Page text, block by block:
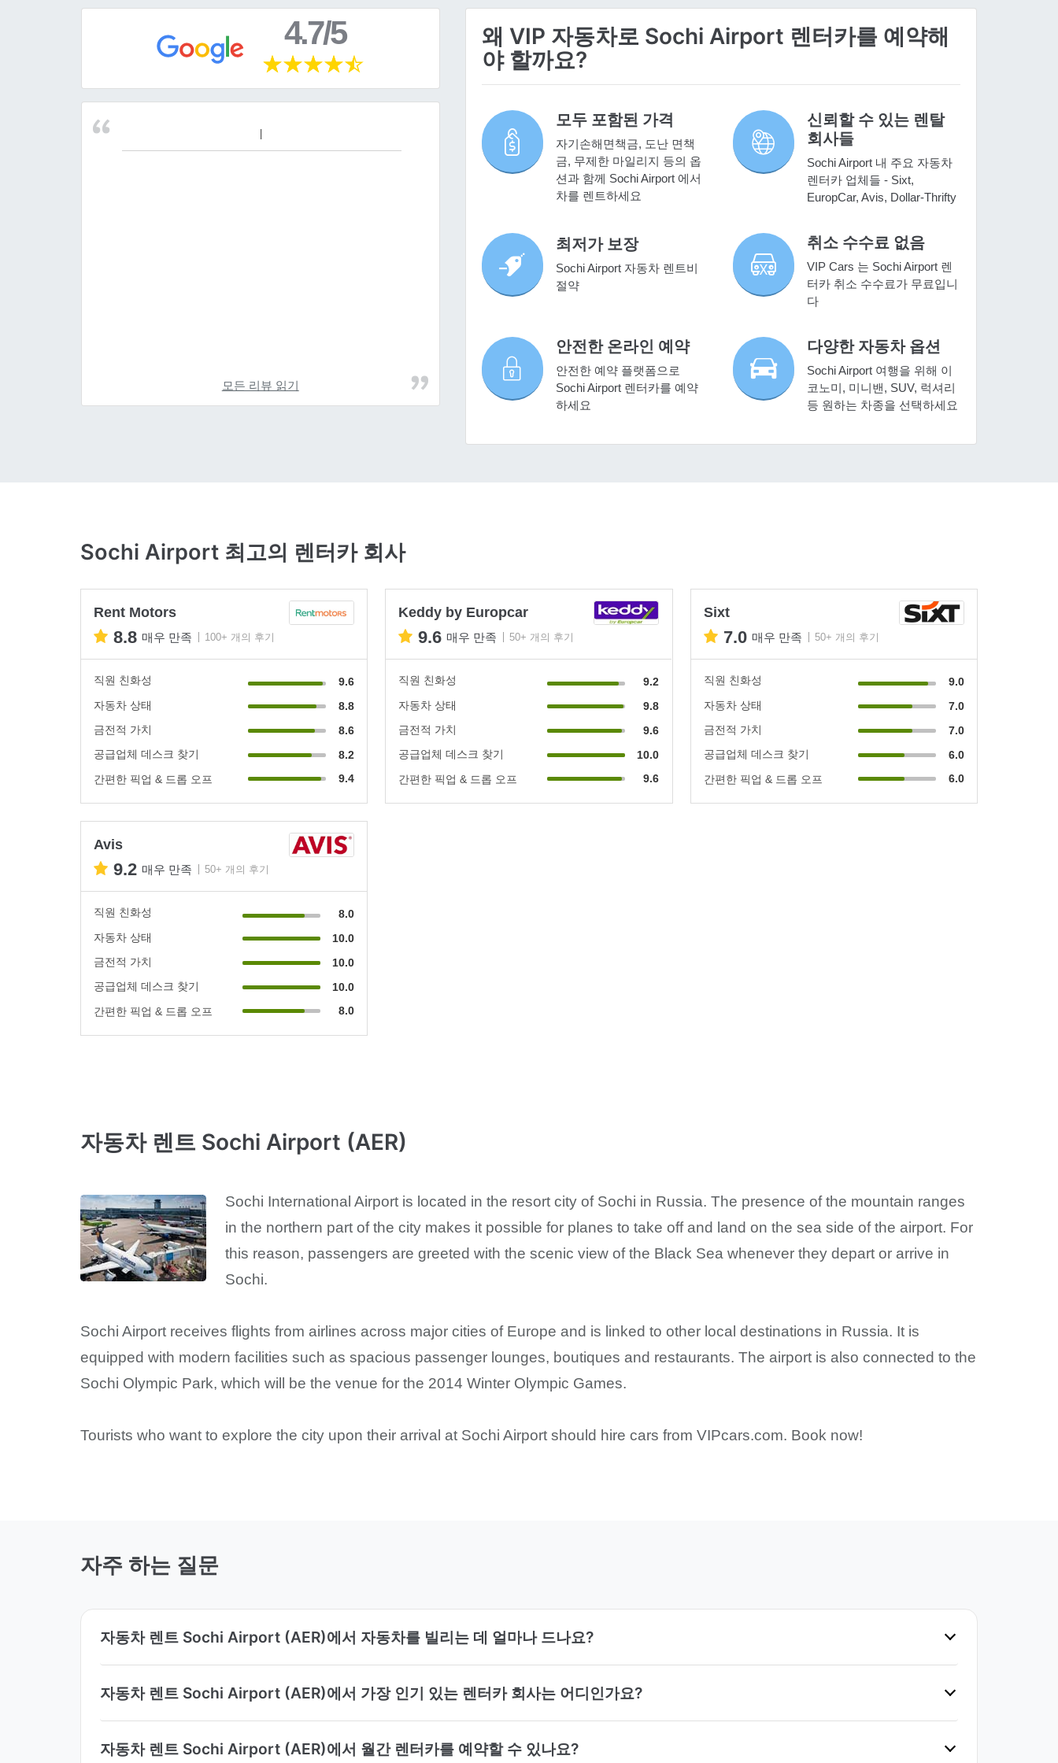
4.7/5
모든 리뷰 읽기
왜 VIP 자동차로 Sochi Airport 렌터카를 예약해
야 할까요?
모두 포함된 가격
자기손해면책금, 도난 면책
금, 무제한 마일리지 등의 옵
션과 함께 Sochi Airport 에서
차를 렌트하세요
신뢰할 수 있는 렌탈
회사들
Sochi Airport 내 주요 자동차
렌터카 업체들 - Sixt,
EuropCar, Avis, Dollar-Thrifty
최저가 보장
Sochi Airport 자동차 렌트비
절약
취소 수수료 없음
VIP Cars 는 Sochi Airport 렌
터카 취소 수수료가 무료입니
다
안전한 온라인 예약
안전한 예약 플랫폼으로
Sochi Airport 렌터카를 예약
하세요
다양한 자동차 옵션
Sochi Airport 여행을 위해 이
코노미, 미니밴, SUV, 럭셔리
등 원하는 차종을 선택하세요
Sochi Airport 최고의 렌터카 회사
Rent Motors
8.8 매우 만족 100+ 개의 후기
직원 친화성
9.6
자동차 상태
8.8
금전적 가치
8.6
공급업체 데스크 찾기
8.2
간편한 픽업 & 드롭 오프
9.4
Keddy by Europcar
9.6 매우 만족 50+ 개의 후기
직원 친화성
9.2
자동차 상태
9.8
금전적 가치
9.6
공급업체 데스크 찾기
10.0
간편한 픽업 & 드롭 오프
9.6
Sixt
7.0 매우 만족 50+ 개의 후기
직원 친화성
9.0
자동차 상태
7.0
금전적 가치
7.0
공급업체 데스크 찾기
6.0
간편한 픽업 & 드롭 오프
6.0
Avis
9.2 매우 만족 50+ 개의 후기
직원 친화성
8.0
자동차 상태
10.0
금전적 가치
10.0
공급업체 데스크 찾기
10.0
간편한 픽업 & 드롭 오프
8.0
자동차 렌트 Sochi Airport (AER)
Sochi International Airport is located in the resort city of Sochi in Russia. The presence of the mountain ranges
in the northern part of the city makes it possible for planes to take off and land on the sea side of the airport. For
this reason, passengers are greeted with the scenic view of the Black Sea whenever they depart or arrive in
Sochi.
Sochi Airport receives flights from airlines across major cities of Europe and is linked to other local destinations in Russia. It is
equipped with modern facilities such as spacious passenger lounges, boutiques and restaurants. The airport is also connected to the
Sochi Olympic Park, which will be the venue for the 2014 Winter Olympic Games.
Tourists who want to explore the city upon their arrival at Sochi Airport should hire cars from VIPcars.com. Book now!
자주 하는 질문
자동차 렌트 Sochi Airport (AER)에서 자동차를 빌리는 데 얼마나 드나요?
자동차 렌트 Sochi Airport (AER)에서 가장 인기 있는 렌터카 회사는 어디인가요?
자동차 렌트 Sochi Airport (AER)에서 월간 렌터카를 예약할 수 있나요?